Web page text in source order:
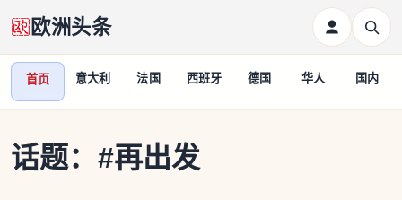
欧洲头条
首页 意大利 法国 西班牙 德国 华人 国内
话题： #再出发